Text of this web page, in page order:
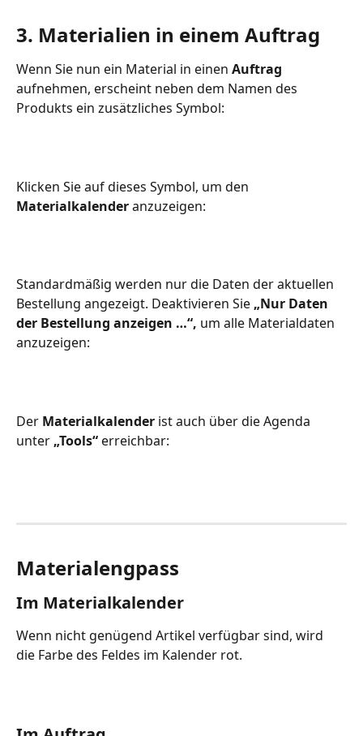
3. Materialien in einem Auftrag
Wenn Sie nun ein Material in einen Auftrag
aufnehmen, erscheint neben dem Namen des
Produkts ein zusätzliches Symbol:
Klicken Sie auf dieses Symbol, um den
Materialkalender anzuzeigen:
Standardmäßig werden nur die Daten der aktuellen
Bestellung angezeigt. Deaktivieren Sie „Nur Daten
der Bestellung anzeigen …“, um alle Materialdaten
anzuzeigen:
Der Materialkalender ist auch über die Agenda
unter „Tools“ erreichbar:
Materialengpass
Im Materialkalender
Wenn nicht genügend Artikel verfügbar sind, wird
die Farbe des Feldes im Kalender rot.